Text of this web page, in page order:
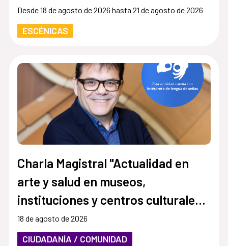
Desde 18 de agosto de 2026 hasta 21 de agosto de 2026
ESCÉNICAS
Charla Magistral "Actualidad en
arte y salud en museos,
instituciones y centros culturales.
Por una cultura más accesible e
inclusiva”
18 de agosto de 2026
CIUDADANÍA / COMUNIDAD